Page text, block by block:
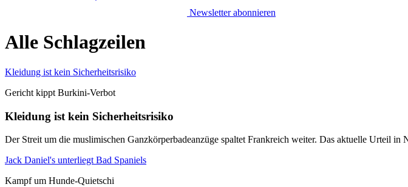
Newsletter abonnieren
Alle Schlagzeilen
Kleidung ist kein Sicherheitsrisiko
Gericht kippt Burkini-Verbot
Kleidung ist kein Sicherheitsrisiko
Der Streit um die muslimischen Ganzkörperbadeanzüge spaltet Frankreich weiter. Das aktuelle Urteil
Jack Daniel's unterliegt Bad Spaniels
Kampf um Hunde-Quietschi